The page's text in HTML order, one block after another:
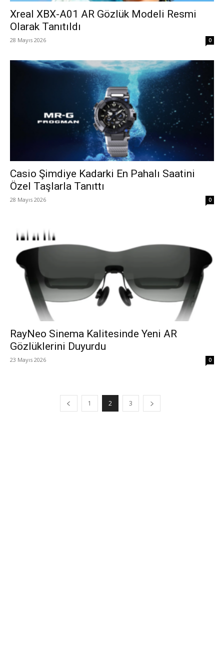
Xreal XBX-A01 AR Gözlük Modeli Resmi
Olarak Tanıtıldı
28 Mayıs 2026 0
Casio Şimdiye Kadarki En Pahalı Saatini
Özel Taşlarla Tanıttı
28 Mayıs 2026 0
RayNeo Sinema Kalitesinde Yeni AR
Gözlüklerini Duyurdu
23 Mayıs 2026 0
1 2 3